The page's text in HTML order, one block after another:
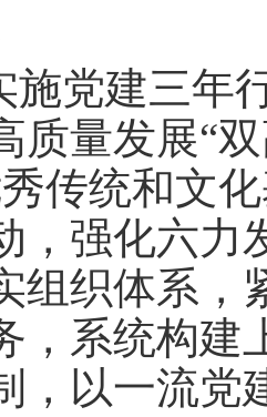
施党建三年
质量发展“
传统和文
，强化六力
组织体系，
，系统构建
，以一流党